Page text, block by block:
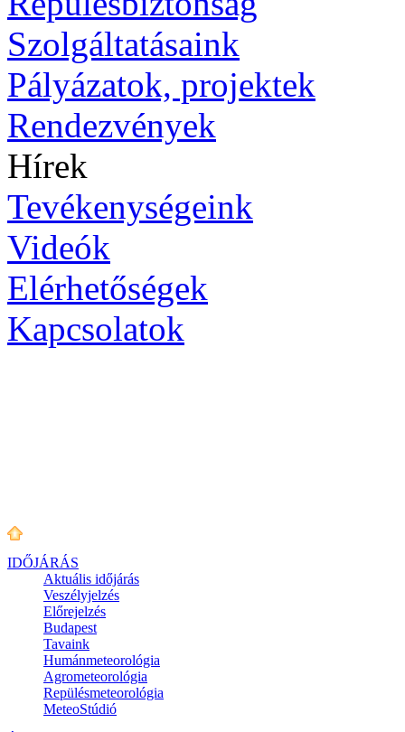
Szolgáltatásaink
Pályázatok, projektek
Rendezvények
Hírek
Tevékenységeink
Videók
Elérhetőségek
Kapcsolatok
IDŐJÁRÁS
Aktuális időjárás
Veszélyjelzés
Előrejelzés
Budapest
Tavaink
Humánmeteorológia
Agrometeorológia
Repülésmeteorológia
MeteoStúdió